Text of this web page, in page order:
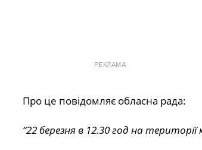
РЕКЛАМА
Про це повідомляє обласна рада:
“22 березня в 12.30 год на